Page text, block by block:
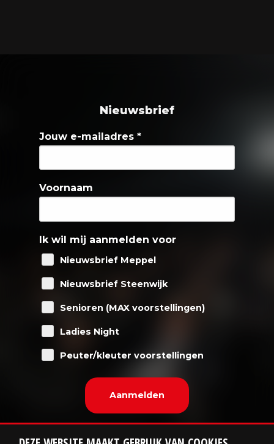
Nieuwsbrief
Jouw e-mailadres *
Voornaam
Ik wil mij aanmelden voor
Nieuwsbrief Meppel
Nieuwsbrief Steenwijk
Senioren (MAX voorstellingen)
Ladies Night
Peuter/kleuter voorstellingen